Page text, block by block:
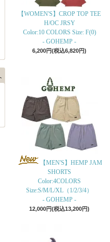
【WOMEN'S】CROP TOP TEE
H/OC JRSY
Color:10 COLORS Size: F(0)
- GOHEMP -
6,200円(税込6,820円)
【MEN'S】HEMP JAM
SHORTS
Color:4COLORS
Size:S/M/L/XL（1/2/3/4）
- GOHEMP -
12,000円(税込13,200円)